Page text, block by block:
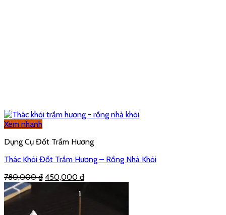
Xem nhanh
Dụng Cụ Đốt Trầm Hương
Thác Khói Đốt Trầm Hương – Rồng Nhả Khói
780,000₫ 450,000 ₫